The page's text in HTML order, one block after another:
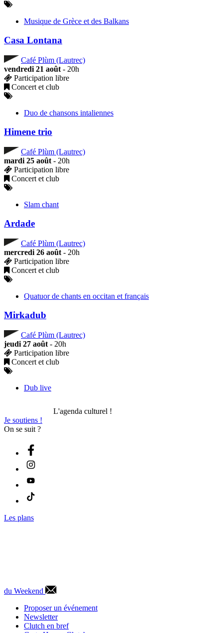
Musique de Grèce et des Balkans
Casa Lontana
Café Plùm (Lautrec)
vendredi 21 août - 20h
Participation libre
Concert et club
Duo de chansons intaliennes
Himene trio
Café Plùm (Lautrec)
mardi 25 août - 20h
Participation libre
Concert et club
Slam chant
Ardade
Café Plùm (Lautrec)
mercredi 26 août - 20h
Participation libre
Concert et club
Quatuor de chants en occitan et français
Mirkadub
Café Plùm (Lautrec)
jeudi 27 août - 20h
Participation libre
Concert et club
Dub live
L'agenda culturel !
Je soutiens !
On se suit ?
Les plans
du Weekend
Proposer un événement
Newsletter
Clutch en bref